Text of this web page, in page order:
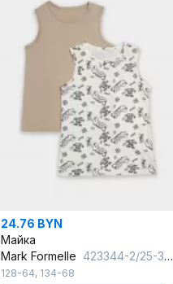
24.76 BYN
Майка
Mark Formelle 423344-2/25-36782П-0 граффити_на_молочном_бежевый
128-64, 134-68